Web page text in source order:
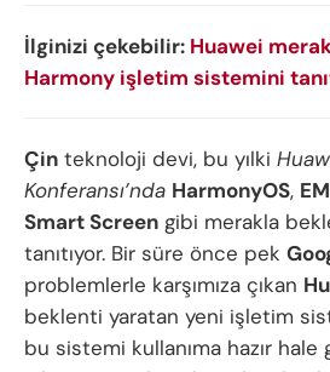
İlginizi çekebilir: Huawei
Harmony işletim sistemini
Çin teknoloji devi, bu yılki
Konferansı’nda HarmonyOS,
Smart Screen gibi merakla
tanıtıyor. Bir süre önce pek
problemlerle karşımıza çıkan
beklenti yaratan yeni işletim
bu sistemi kullanıma hazır